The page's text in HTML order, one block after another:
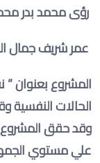
رؤى محمد بدر
عمر شریف جمال
المشروع بعنوان
الحالات النفسية
وقد حقق المشروع
علي مستوي